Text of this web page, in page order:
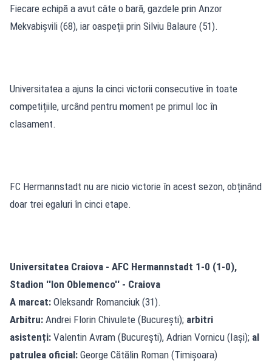
Fiecare echipă a avut câte o bară, gazdele prin Anzor
Mekvabișvili (68), iar oaspeții prin Silviu Balaure (51).
Universitatea a ajuns la cinci victorii consecutive în toate
competițiile, urcând pentru moment pe primul loc în
clasament.
FC Hermannstadt nu are nicio victorie în acest sezon, obținând
doar trei egaluri în cinci etape.
Universitatea Craiova - AFC Hermannstadt 1-0 (1-0),
Stadion ''Ion Oblemenco'' - Craiova
A marcat: Oleksandr Romanciuk (31).
Arbitru: Andrei Florin Chivulete (București); arbitri
asistenți: Valentin Avram (București), Adrian Vornicu (Iași); al
patrulea oficial: George Cătălin Roman (Timișoara)